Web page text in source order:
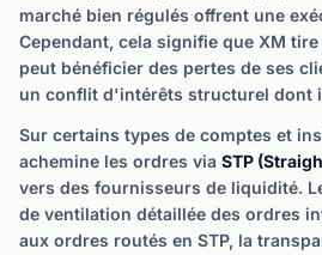
marché bien régulés offrent une
Cependant, cela signifie que XM
peut bénéficier des pertes de ses
un conflit d'intérêts structurel dont
Sur certains types de comptes et
achemine les ordres via STP
vers des fournisseurs de liquidité.
de ventilation détaillée des ordres
aux ordres routés en STP, la